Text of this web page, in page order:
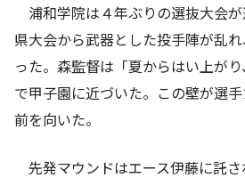
浦和学院は４年ぶりの選抜大会が
県大会から武器とした投手陣が乱
った。森監督は「夏からはい上が
で甲子園に近づいた。この壁が選
前を向いた。
先発マウンドはエース伊藤に託